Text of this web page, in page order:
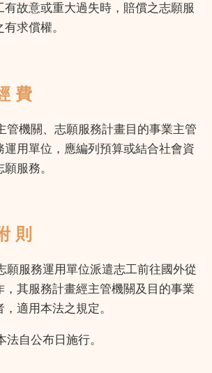
有故意或重大過失時，賠償之志願服
求償權。
費
管機關、志願服務計畫目的事業主管
運用單位，應編列預算或結合社會資
服務。
則
願服務運用單位派遣志工前往國外從
，其服務計畫經主管機關及目的事業
適用本法之規定。
法自公布日施行。